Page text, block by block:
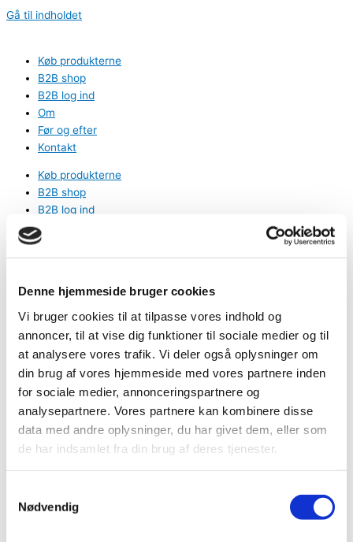
Denne hjemmeside bruger cookies
Vi bruger cookies til at tilpasse vores indhold og
annoncer, til at vise dig funktioner til sociale medier og til
at analysere vores trafik. Vi deler også oplysninger om
din brug af vores hjemmeside med vores partnere inden
for sociale medier, annonceringspartnere og
analysepartnere. Vores partnere kan kombinere disse
data med andre oplysninger, du har givet dem, eller som
de har indsamlet fra din brug af deres tjenester.
Nødvendig
Gå til indholdet
Køb produkterne
B2B shop
B2B log ind
Om
Før og efter
Kontakt
Køb produkterne
B2B shop
B2B log ind
Om
Før og efter
Kontakt
kr. 0 Kurv
Fri fragt på ordrer over 1499,-
B2B katalog
Her finder du B2B sektionen, hvor du som forhandler kan købe
mine produkter. Bestilling af produkter kræver oprettelse af en
konto. En konto oprettes manuelt af mig ved at skrive til mig
Varekategorier
Marketingmateriale